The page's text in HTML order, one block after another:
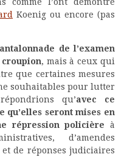
Koenig ou encore (pas
de l’examen
, mais à ceux qui
que certaines mesures
souhaitables pour lutter
qu’avec ce
qu’elles seront mises en
répression policière à
d’amendes
de réponses judiciaires